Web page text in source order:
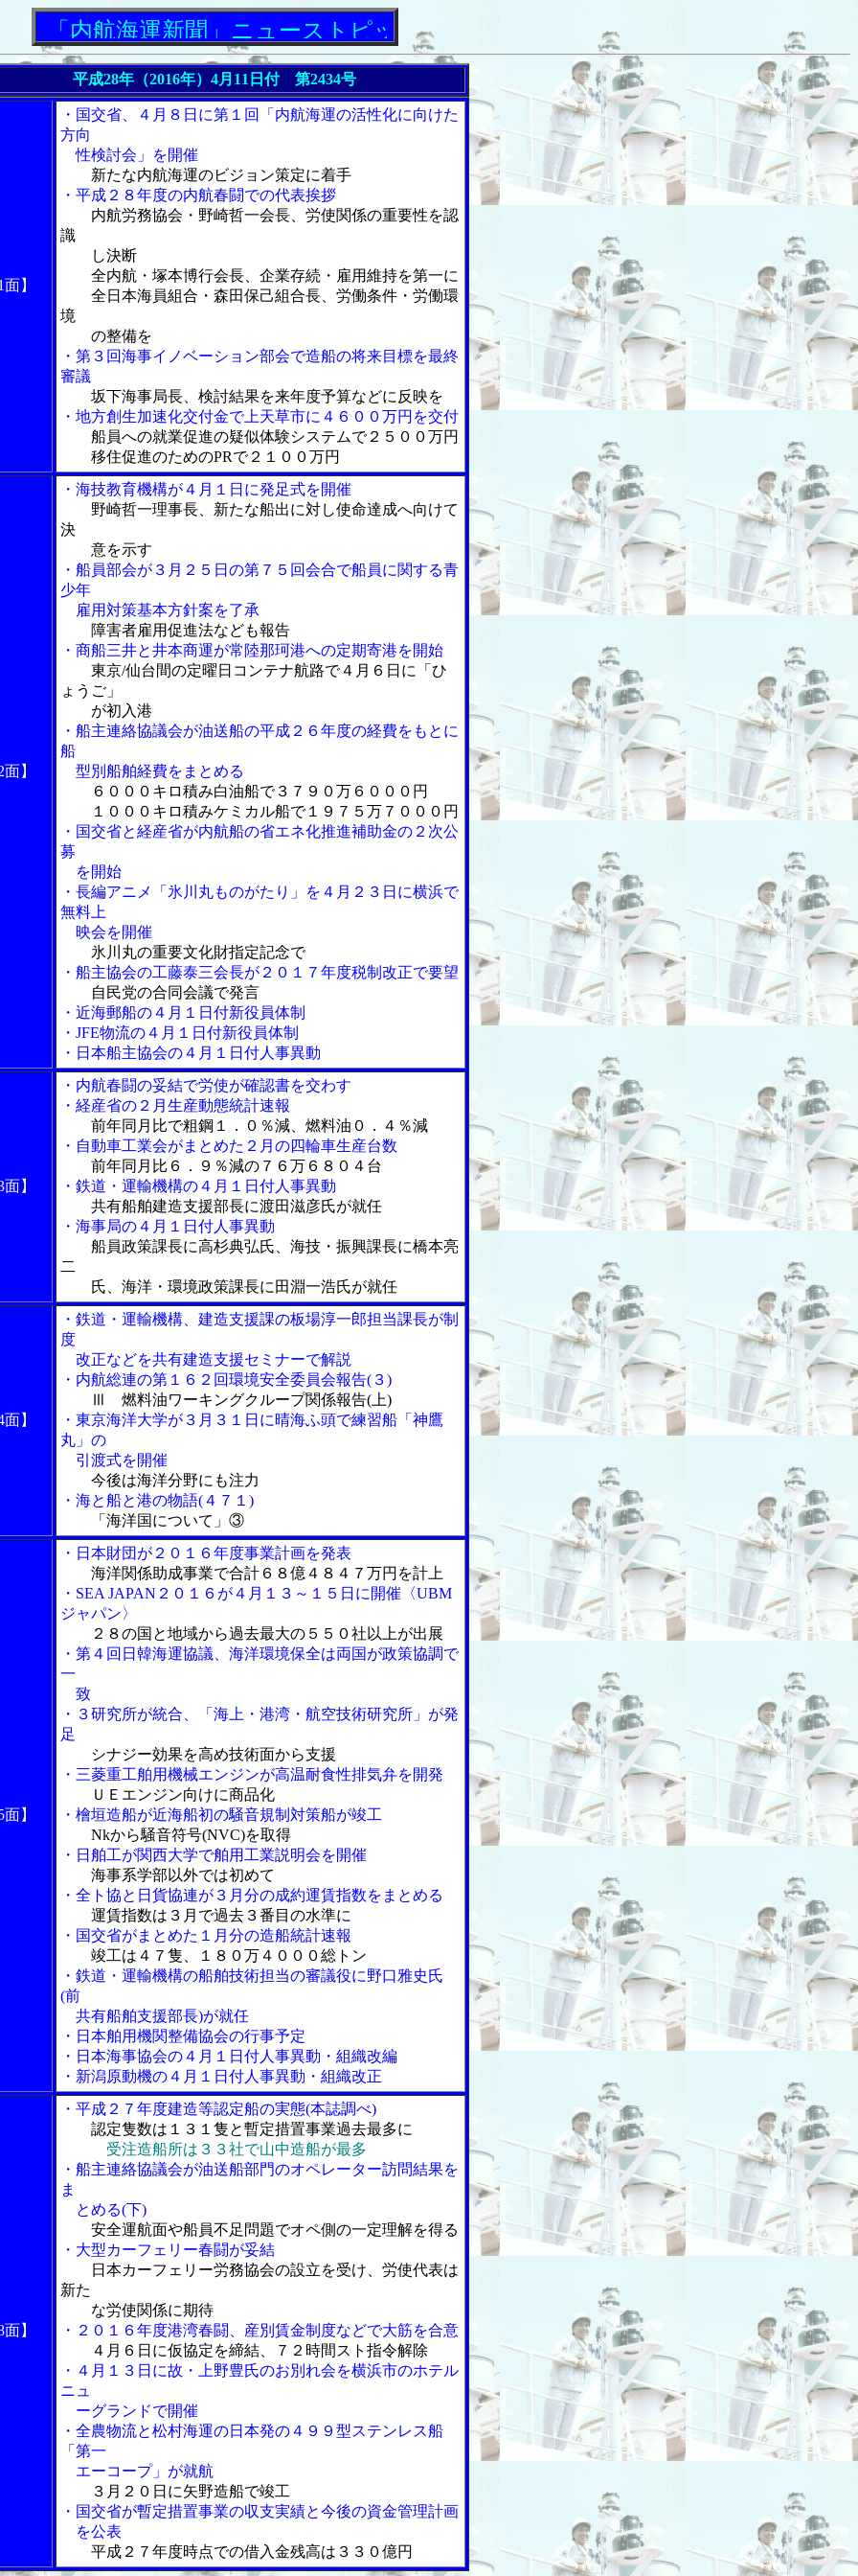
内航海運新聞」ニューストピックス
平成28年（2016年）4月11日付 第2434号
】
・国交省、４月８日に第１回「内航海運の活性化に向けた
方向
性検討会」を開催
新たな内航海運のビジョン策定に着手
・平成２８年度の内航春闘での代表挨拶
内航労務協会・野崎哲一会長、労使関係の重要性を認
識
し決断
全内航・塚本博行会長、企業存続・雇用維持を第一に
全日本海員組合・森田保己組合長、労働条件・労働環
境
の整備を
・第３回海事イノベーション部会で造船の将来目標を最終
審議
坂下海事局長、検討結果を来年度予算などに反映を
・地方創生加速化交付金で上天草市に４６００万円を交付
船員への就業促進の疑似体験システムで２５００万円
移住促進のためのPRで２１００万円
】
・海技教育機構が４月１日に発足式を開催
野崎哲一理事長、新たな船出に対し使命達成へ向けて
決
意を示す
・船員部会が３月２５日の第７５回会合で船員に関する青
少年
雇用対策基本方針案を了承
障害者雇用促進法なども報告
・商船三井と井本商運が常陸那珂港への定期寄港を開始
東京/仙台間の定曜日コンテナ航路で４月６日に「ひ
ょうご」
が初入港
・船主連絡協議会が油送船の平成２６年度の経費をもとに
船
型別船舶経費をまとめる
６０００キロ積み白油船で３７９０万６０００円
１０００キロ積みケミカル船で１９７５万７０００円
・国交省と経産省が内航船の省エネ化推進補助金の２次公
募
を開始
・長編アニメ「氷川丸ものがたり」を４月２３日に横浜で
無料上
映会を開催
氷川丸の重要文化財指定記念で
・船主協会の工藤泰三会長が２０１７年度税制改正で要望
自民党の合同会議で発言
・近海郵船の４月１日付新役員体制
・JFE物流の４月１日付新役員体制
・日本船主協会の４月１日付人事異動
】
・内航春闘の妥結で労使が確認書を交わす
・経産省の２月生産動態統計速報
前年同月比で粗鋼１．０％減、燃料油０．４％減
・自動車工業会がまとめた２月の四輪車生産台数
前年同月比６．９％減の７６万６８０４台
・鉄道・運輸機構の４月１日付人事異動
共有船舶建造支援部長に渡田滋彦氏が就任
・海事局の４月１日付人事異動
船員政策課長に高杉典弘氏、海技・振興課長に橋本亮
二
氏、海洋・環境政策課長に田淵一浩氏が就任
】
・鉄道・運輸機構、建造支援課の板場淳一郎担当課長が制
度
改正などを共有建造支援セミナーで解説
・内航総連の第１６２回環境安全委員会報告(３)
Ⅲ 燃料油ワーキングクループ関係報告(上)
・東京海洋大学が３月３１日に晴海ふ頭で練習船「神鷹
丸」の
引渡式を開催
今後は海洋分野にも注力
・海と船と港の物語(４７１)
「海洋国について」③
】
・日本財団が２０１６年度事業計画を発表
海洋関係助成事業で合計６８億４８４７万円を計上
・SEA JAPAN２０１６が４月１３～１５日に開催〈UBM
ジャパン〉
２８の国と地域から過去最大の５５０社以上が出展
・第４回日韓海運協議、海洋環境保全は両国が政策協調で
一
致
・３研究所が統合、「海上・港湾・航空技術研究所」が発
足
シナジー効果を高め技術面から支援
・三菱重工舶用機械エンジンが高温耐食性排気弁を開発
ＵＥエンジン向けに商品化
・檜垣造船が近海船初の騒音規制対策船が竣工
Nkから騒音符号(NVC)を取得
・日舶工が関西大学で舶用工業説明会を開催
海事系学部以外では初めて
・全ト協と日貨協連が３月分の成約運賃指数をまとめる
運賃指数は３月で過去３番目の水準に
・国交省がまとめた１月分の造船統計速報
竣工は４７隻、１８０万４０００総トン
・鉄道・運輸機構の船舶技術担当の審議役に野口雅史氏
(前
共有船舶支援部長)が就任
・日本舶用機関整備協会の行事予定
・日本海事協会の４月１日付人事異動・組織改編
・新潟原動機の４月１日付人事異動・組織改正
】
・平成２７年度建造等認定船の実態(本誌調べ)
認定隻数は１３１隻と暫定措置事業過去最多に
受注造船所は３３社で山中造船が最多
・船主連絡協議会が油送船部門のオペレーター訪問結果を
ま
とめる(下)
安全運航面や船員不足問題でオペ側の一定理解を得る
・大型カーフェリー春闘が妥結
日本カーフェリー労務協会の設立を受け、労使代表は
新た
な労使関係に期待
・２０１６年度港湾春闘、産別賃金制度などで大筋を合意
４月６日に仮協定を締結、７２時間スト指令解除
・４月１３日に故・上野豊氏のお別れ会を横浜市のホテル
ニュ
ーグランドで開催
・全農物流と松村海運の日本発の４９９型ステンレス船
「第一
エーコープ」が就航
３月２０日に矢野造船で竣工
・国交省が暫定措置事業の収支実績と今後の資金管理計画
を公表
平成２７年度時点での借入金残高は３３０億円